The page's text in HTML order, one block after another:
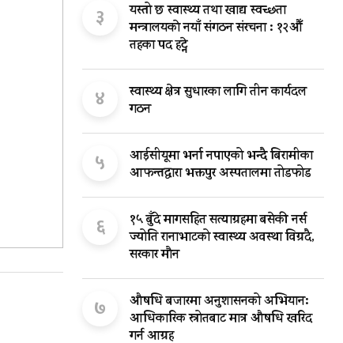
३
यस्तो छ स्वास्थ्य तथा खाद्य स्वच्छता
मन्त्रालयकाे नयाँ संगठन संरचना : १२औँ
तहका पद हट्ने
४
स्वास्थ्य क्षेत्र सुधारका लागि तीन कार्यदल
गठन
५
आईसीयूमा भर्ना नपाएको भन्दै बिरामीका
आफन्तद्वारा भक्तपुर अस्पतालमा तोडफोड
६
१५ बुँदे मागसहित सत्याग्रहमा बसेकी नर्स
ज्योति रानाभाटको स्वास्थ्य अवस्था विग्रदै,
सरकार मौन
७
औषधि बजारमा अनुशासनको अभियान:
आधिकारिक स्रोतबाट मात्र औषधि खरिद
गर्न आग्रह